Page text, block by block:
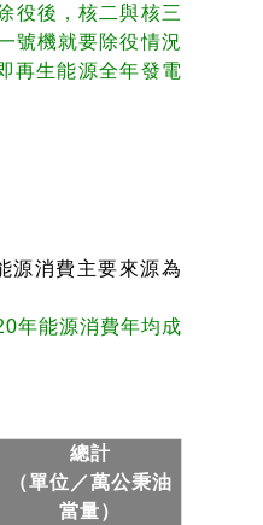
役後，核二與核三
號機就要除役情況
再生能源全年發電
消費主要來源為
年能源消費年均成
總計
（單位／萬公秉油
當量）